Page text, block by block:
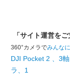
「サイト運営を
360°カメラでみんな
DJI Pocket 2 、3
ラ、1